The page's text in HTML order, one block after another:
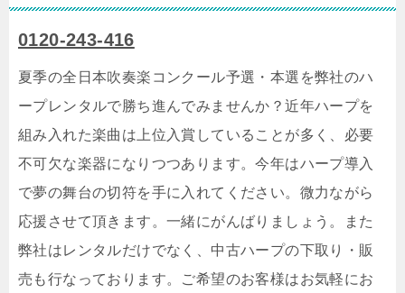
0120-243-416
夏季の全日本吹奏楽コンクール予選・本選を弊社のハ
ープレンタルで勝ち進んでみませんか？近年ハープを
組み入れた楽曲は上位入賞していることが多く、必要
不可欠な楽器になりつつあります。今年はハープ導入
で夢の舞台の切符を手に入れてください。微力ながら
応援させて頂きます。一緒にがんばりましょう。また
弊社はレンタルだけでなく、中古ハープの下取り・販
売も行なっております。ご希望のお客様はお気軽にお